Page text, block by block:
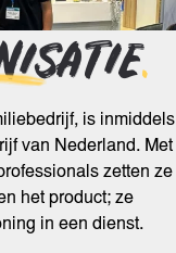
.
is inmiddels
van Nederland. Met
zetten ze
het product; ze
in een dienst.